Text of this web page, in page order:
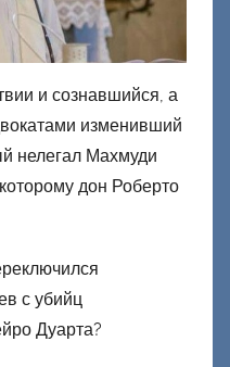
и сознавшийся, а
изменивший
нелегал Махмуди
дон Роберто
с убийц
Дуарта?